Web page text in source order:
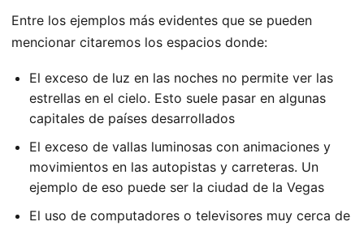
Entre los ejemplos más evidentes que se pueden
mencionar citaremos los espacios donde:
El exceso de luz en las noches no permite ver las
estrellas en el cielo. Esto suele pasar en algunas
capitales de países desarrollados
El exceso de vallas luminosas con animaciones y
movimientos en las autopistas y carreteras. Un
ejemplo de eso puede ser la ciudad de la Vegas
El uso de computadores o televisores muy cerca de